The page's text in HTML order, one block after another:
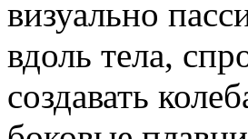
визуально
вдоль тела,
создавать